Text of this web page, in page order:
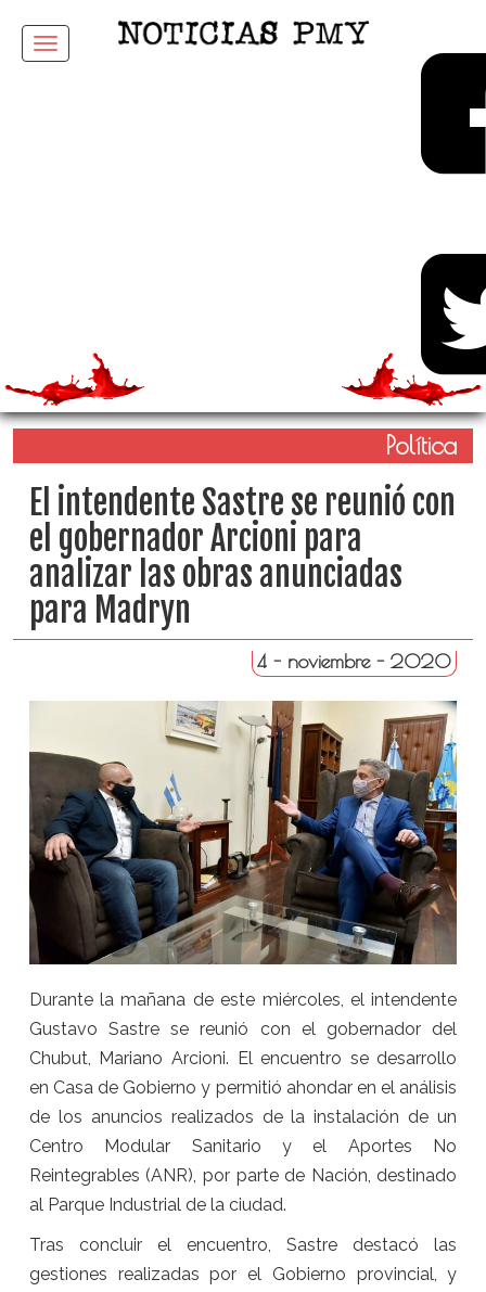
Menu
Política
El intendente Sastre se reunió con
el gobernador Arcioni para
analizar las obras anunciadas
para Madryn
4 - noviembre - 2020
Durante la mañana de este miércoles, el intendente
Gustavo Sastre se reunió con el gobernador del
Chubut, Mariano Arcioni. El encuentro se desarrollo
en Casa de Gobierno y permitió ahondar en el análisis
de los anuncios realizados de la instalación de un
Centro Modular Sanitario y el Aportes No
Reintegrables (ANR), por parte de Nación, destinado
al Parque Industrial de la ciudad.
Tras concluir el encuentro, Sastre destacó las
gestiones realizadas por el Gobierno provincial, y